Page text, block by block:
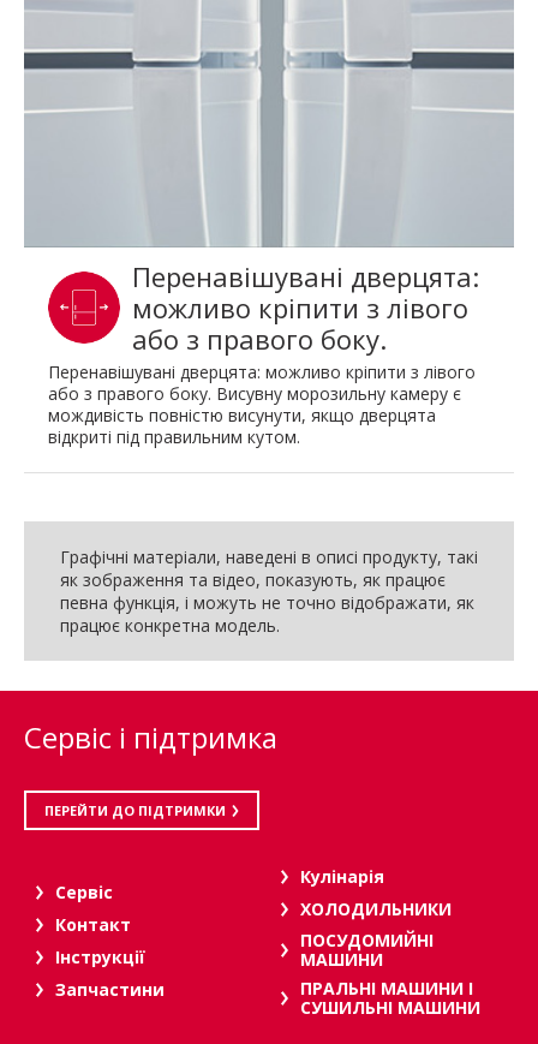
Перенавішувані дверцята:
можливо кріпити з лівого
або з правого боку.
Перенавішувані дверцята: можливо кріпити з лівого
або з правого боку. Висувну морозильну камеру є
мождивість повністю висунути, якщо дверцята
відкриті під правильним кутом.
Графічні матеріали, наведені в описі продукту, такі
як зображення та відео, показують, як працює
певна функція, і можуть не точно відображати, як
працює конкретна модель.
Сервіс і підтримка
ПЕРЕЙТИ ДО ПІДТРИМКИ
Сервіс
Контакт
Інструкції
Запчастини
Кулінарія
ХОЛОДИЛЬНИКИ
ПОСУДОМИЙНІ
МАШИНИ
ПРАЛЬНІ МАШИНИ І
СУШИЛЬНІ МАШИНИ